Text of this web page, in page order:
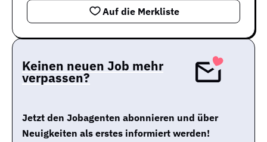
Auf die Merkliste
Keinen neuen Job mehr
verpassen?
Jetzt den Jobagenten abonnieren und über
Neuigkeiten als erstes informiert werden!